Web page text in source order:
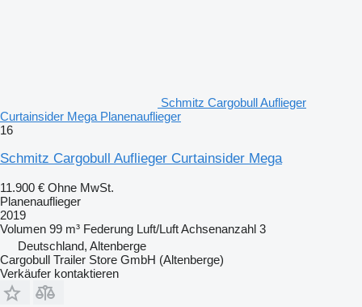
Schmitz Cargobull Auflieger
Curtainsider Mega Planenauflieger
16
Schmitz Cargobull Auflieger Curtainsider Mega
11.900 € Ohne MwSt.
Planenauflieger
2019
Volumen 99 m³ Federung Luft/LuftAchsenanzahl 3
Deutschland, Altenberge
Cargobull Trailer Store GmbH (Altenberge)
Verkäufer kontaktieren